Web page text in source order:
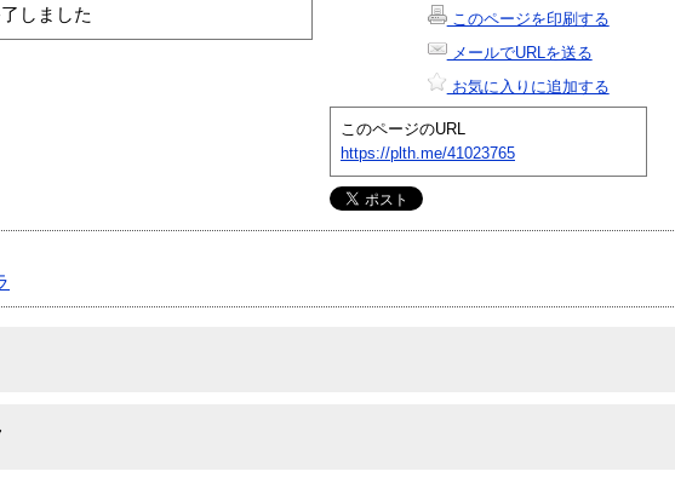
しました
このページを印刷する
メールでURLを送る
お気に入りに追加する
このページのURL
https://plth.me/41023765